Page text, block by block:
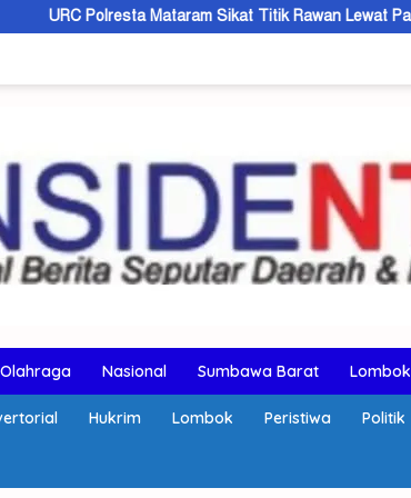
Mataram Sikat Titik Rawan Lewat Patroli Rinjani Presisi
Olahraga Nasional Sumbawa Barat Lombok
Hukrim Lombok Peristiwa Politik